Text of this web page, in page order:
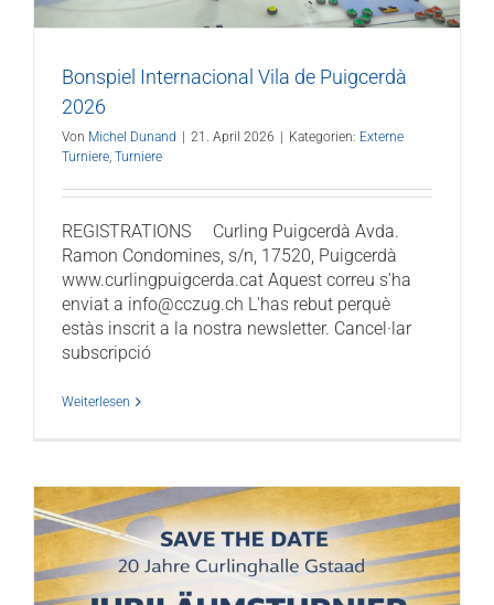
Bonspiel Internacional Vila de Puigcerdà
2026
Von Michel Dunand 21. April 2026 Kategorien: Externe
Turniere, Turniere
REGISTRATIONS ­­ ­ ­ ­ Curling Puigcerdà Avda.
Ramon Condomines, s/n, 17520, Puigcerdà
www.curlingpuigcerda.cat Aquest correu s'ha
enviat a info@cczug.ch L'has rebut perquè
estàs inscrit a la nostra newsletter. Cancel·lar
subscripció
Weiterlesen